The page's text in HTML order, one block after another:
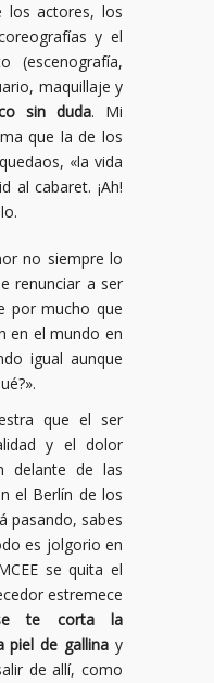
los actores, los
y el
(escenografía,
maquillaje y
sin duda. Mi
que la de los
«la vida
al cabaret. ¡Ah!
no siempre lo
renunciar a ser
por mucho que
en el mundo en
igual aunque
que el ser
y el dolor
delante de las
el Berlín de los
pasando, sabes
es jolgorio en
se quita el
estremece
te corta la
piel de gallina y
de allí, como